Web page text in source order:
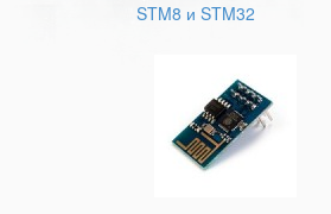
STM8 и STM32